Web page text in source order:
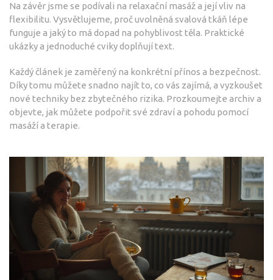
Na závěr jsme se podívali na relaxační masáž a její vliv na
flexibilitu. Vysvětlujeme, proč uvolněná svalová tkáň lépe
funguje a jaký to má dopad na pohyblivost těla. Praktické
ukázky a jednoduché cviky doplňují text.
Každý článek je zaměřený na konkrétní přínos a bezpečnost.
Díky tomu můžete snadno najít to, co vás zajímá, a vyzkoušet
nové techniky bez zbytečného rizika. Prozkoumejte archiv a
objevte, jak můžete podpořit své zdraví a pohodu pomocí
masáží a terapie.